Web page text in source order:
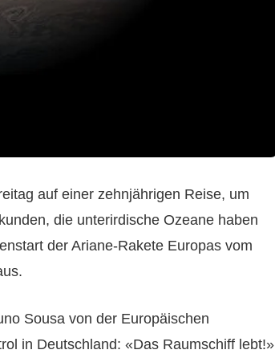
auf einer zehnjährigen Reise, um
die unterirdische Ozeane haben
der Ariane-Rakete Europas vom
Sousa von der Europäischen
in Deutschland: «Das Raumschiff lebt!»